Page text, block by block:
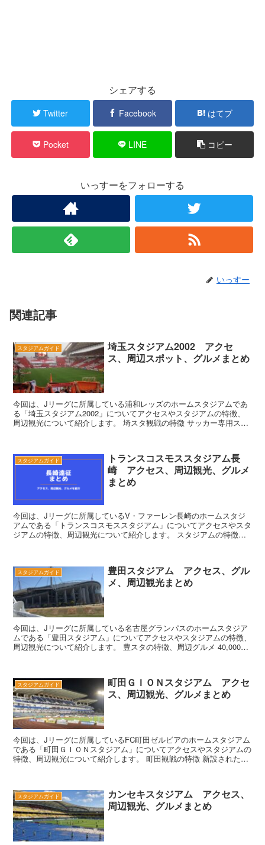
シェアする
Twitter Facebook はてブ
Pocket LINE コピー
いっすーをフォローする
いっすー
関連記事
スタジアムガイド
埼玉スタジアム2002 アクセ
ス、周辺スポット、グルメまとめ
今回は、Jリーグに所属している浦和レッズのホームスタジアムであ
る「埼玉スタジアム2002」についてアクセスやスタジアムの特徴、
周辺観光について紹介します。 埼スタ観戦の特徴 サッカー専用スタ
スタジアムガイド
トランスコスモススタジアム長
崎 アクセス、周辺観光、グルメ
まとめ
今回は、Jリーグに所属しているV・ファーレン長崎のホームスタジ
アムである「トランスコスモススタジアム」についてアクセスやスタ
ジアムの特徴、周辺観光について紹介します。 スタジアムの特徴、
スタジアムガイド
豊田スタジアム アクセス、グル
メ、周辺観光まとめ
今回は、Jリーグに所属している名古屋グランパスのホームスタジア
ムである「豊田スタジアム」についてアクセスやスタジアムの特徴、
周辺観光について紹介します。 豊スタの特徴、周辺グルメ 40,000人
スタジアムガイド
町田ＧＩＯＮスタジアム アクセ
ス、周辺観光、グルメまとめ
今回は、Jリーグに所属しているFC町田ゼルビアのホームスタジアム
である「町田ＧＩＯＮスタジアム」についてアクセスやスタジアムの
特徴、周辺観光について紹介します。 町田観戦の特徴 新設されたバ
スタジアムガイド
カンセキスタジアム アクセス、
周辺観光、グルメまとめ